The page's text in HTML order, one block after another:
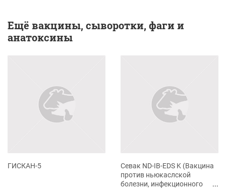
Ещё вакцины, сыворотки, фаги и
анатоксины
ГИСКАН-5
Севак ND-IB-EDS K (Вакцина
против ньюкаслской
болезни, инфекционного